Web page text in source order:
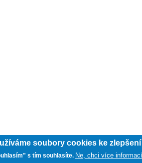
soubory cookies ke
s tím souhlasíte. Ne, chci více informací